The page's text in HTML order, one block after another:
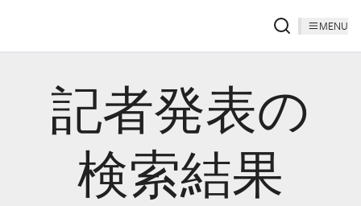
MENU
記者発表の
検索結果